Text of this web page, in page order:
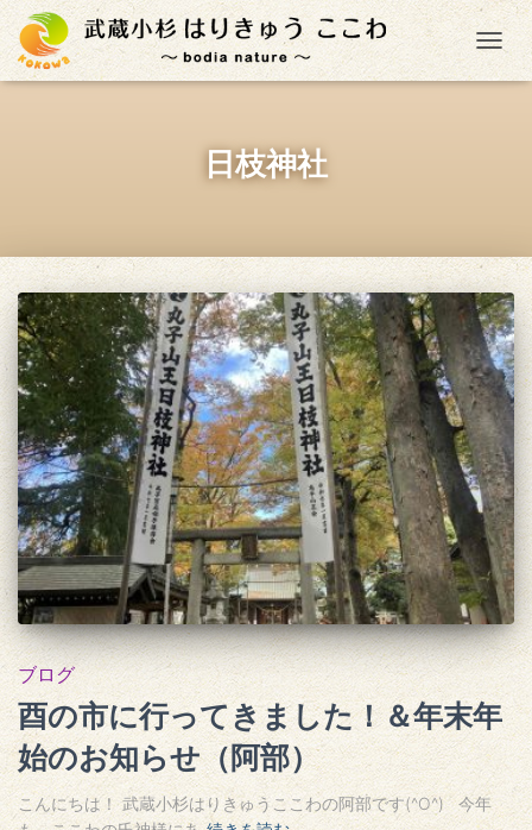
ナ
日枝神社
ブログ
酉の市に行ってきました！＆年末年
始のお知らせ（阿部）
こんにちは！ 武蔵小杉はりきゅうここわの阿部です(^O^) 今年